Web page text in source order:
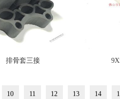
排骨套三接
10 11 12 13 14